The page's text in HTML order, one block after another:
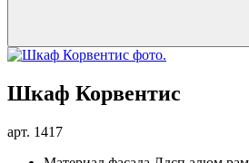
Шкаф Корвентис
арт. 1417